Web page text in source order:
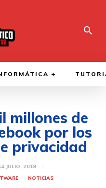
millones de
por los
privacidad
JULIO, 2019
NOTICIAS